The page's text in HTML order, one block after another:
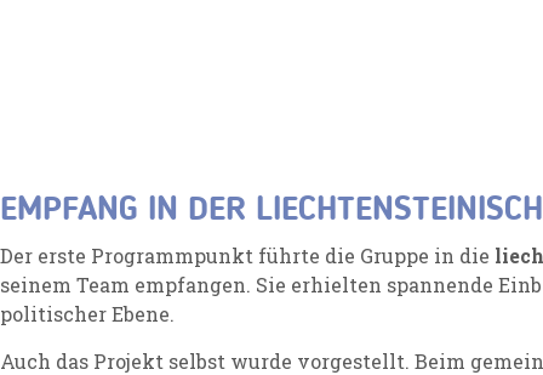
EMPFANG IN DER
Der erste Programmpunkt führte die Gruppe in die
seinem Team empfangen. Sie erhielten spannende
politischer Ebene.
Auch das Projekt selbst wurde vorgestellt. Beim